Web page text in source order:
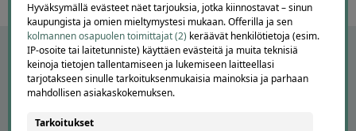
Hyväksymällä evästeet näet tarjouksia, jotka kiinnostavat – sinun
kaupungista ja omien mieltymystesi mukaan. Offerilla ja sen
kolmannen osapuolen toimittajat (2) keräävät henkilötietoja (esim.
IP-osoite tai laitetunniste) käyttäen evästeitä ja muita teknisiä
keinoja tietojen tallentamiseen ja lukemiseen laitteellasi
tarjotakseen sinulle tarkoituksenmukaisia mainoksia ja parhaan
mahdollisen asiakaskokemuksen.
Tarkoitukset